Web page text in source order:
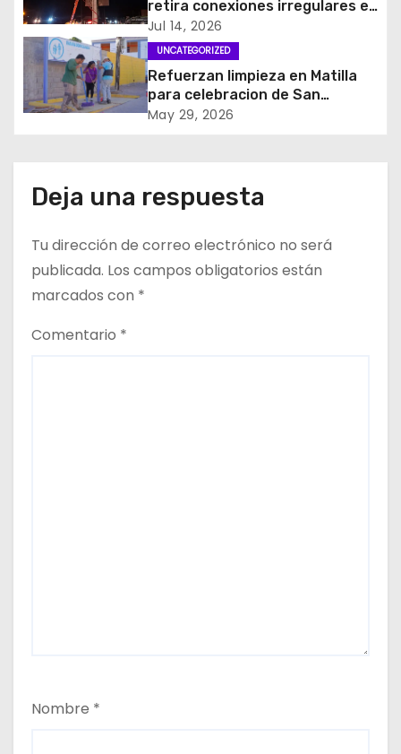
n
d
e
t
r
a
retira conexiones irregulares en
casco antiguo de La Tirana y
sector Fundo Santa Isabel
previo a la víspera*
Jul 14, 2026
UNCATEGORIZED
Refuerzan limpieza en Matilla
para celebracion de San
Antonio
May 29, 2026
Deja una respuesta
Tu dirección de correo electrónico no será
publicada. Los campos obligatorios están
marcados con *
Comentario *
Nombre *